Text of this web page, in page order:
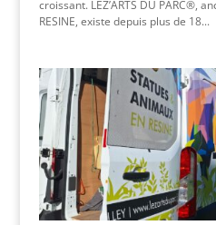
croissant. LEZ’ARTS DU PARC®,
RESINE, existe depuis plus de 18...